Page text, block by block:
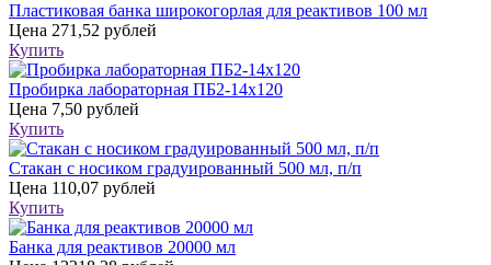
Пластиковая банка широкогорлая для реактивов 100 мл
Цена 271,52 рублей
Купить
Пробирка лабораторная ПБ2-14х120
Цена 7,50 рублей
Купить
Стакан с носиком градуированный 500 мл, п/п
Цена 110,07 рублей
Купить
Банка для реактивов 20000 мл